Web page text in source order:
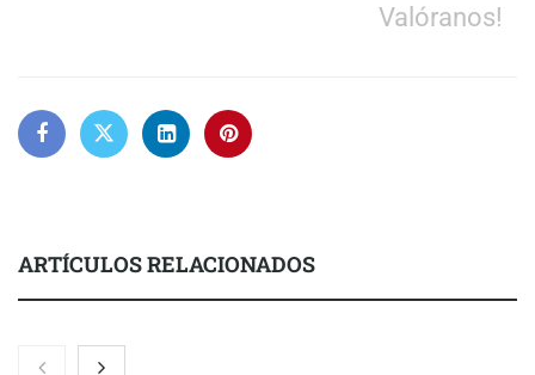
Valóranos!
ARTÍCULOS RELACIONADOS
Brisas del Estrecho abastece a la hostelería de Sevilla